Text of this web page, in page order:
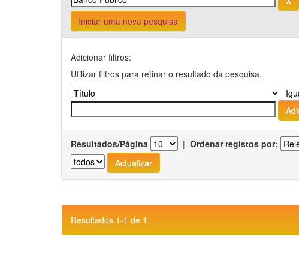
Iniciar uma nova pesquisa
Adicionar filtros:
Utilizar filtros para refinar o resultado da pesquisa.
Resultados/Página | Ordenar registos por:
Resultados 1-1 de 1.